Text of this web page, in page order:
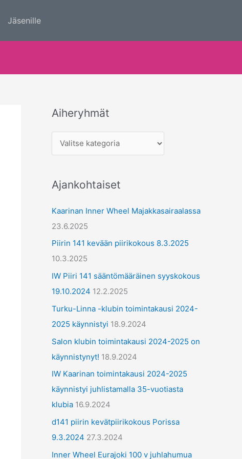
Jäsenille
Aiheryhmät
A
e
y
Ajankohtaiset
Kaarinan Inner Wheel Majakkasairaalassa
23.6.2025
Piirin 141 kevään piirikokous 8.3.2025
10.3.2025
IW Piiri 141 sääntömääräinen syyskokous
19.10.2024 12.2.2025
Turku-Linna -klubin toimintakausi 2024-
2025 käynnistyi 18.9.2024
Salon klubin toimintakausi 2024-2025 on
käynnistynyt! 18.9.2024
IW Kaarinan toimintakausi 2024-2025
käynnistyi juhlistamalla 35-vuotiasta
klubia 16.9.2024
d141 piirin kevätpiirikokous Porissa
9.3.2024 27.3.2024
Inner Wheel Eurajoki 100 v juhlahumua